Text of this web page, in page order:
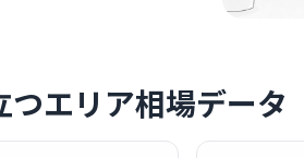
エリア相場データ